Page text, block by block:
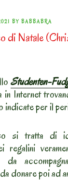
BY BABBABRA
di Natale
Studenten-
in Internet
indicate per il
si tratta di
regalini
da
donare poi ad